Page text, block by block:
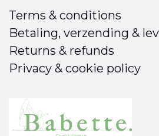
Terms & conditions
Betaling, verzending &
Returns & refunds
Privacy & cookie policy